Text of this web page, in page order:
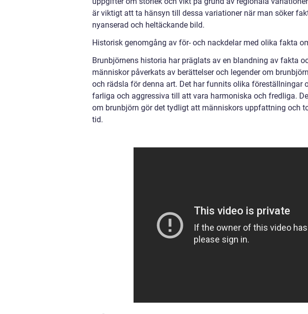
är viktigt att ta hänsyn till dessa variationer när man söker
nyanserad och heltäckande bild.
Historisk genomgång av för- och nackdelar med olika fakta
Brunbjörnens historia har präglats av en blandning av fakta
människor påverkats av berättelser och legender om
och rädsla för denna art. Det har funnits olika föreställningar
farliga och aggressiva till att vara harmoniska och fredliga.
om brunbjörn gör det tydligt att människors uppfattning och
tid.